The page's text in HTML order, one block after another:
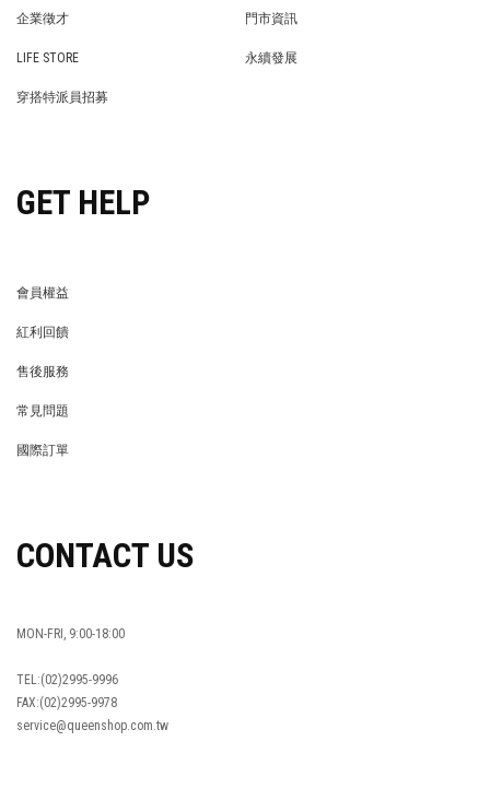
企業徵才
門市資訊
LIFE STORE
永續發展
穿搭特派員招募
GET HELP
會員權益
紅利回饋
售後服務
常見問題
國際訂單
CONTACT US
MON-FRI, 9:00-18:00
TEL:(02)2995-9996
FAX:(02)2995-9978
service@queenshop.com.tw